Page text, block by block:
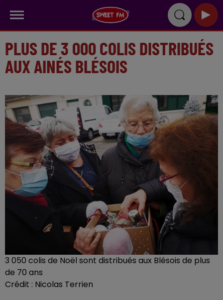
PLUS DE 3 000 COLIS DISTRIBUÉS
AUX AINÉS BLÉSOIS
3 050 colis de Noël sont distribués aux Blésois de plus
de 70 ans
Crédit : Nicolas Terrien